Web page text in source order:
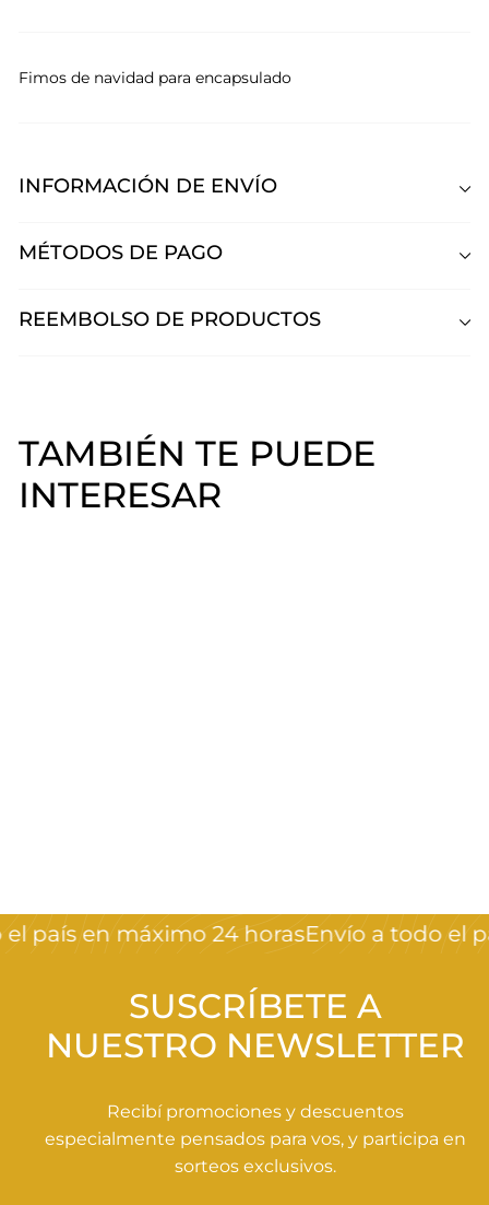
Fimos de navidad para encapsulado
INFORMACIÓN DE ENVÍO
MÉTODOS DE PAGO
REEMBOLSO DE PRODUCTOS
TAMBIÉN TE PUEDE
INTERESAR
0
,
país en máximo 24 horasEnvío a todo el
SUSCRÍBETE A
NUESTRO NEWSLETTER
Recibí promociones y descuentos
especialmente pensados para vos, y participa en
sorteos exclusivos.